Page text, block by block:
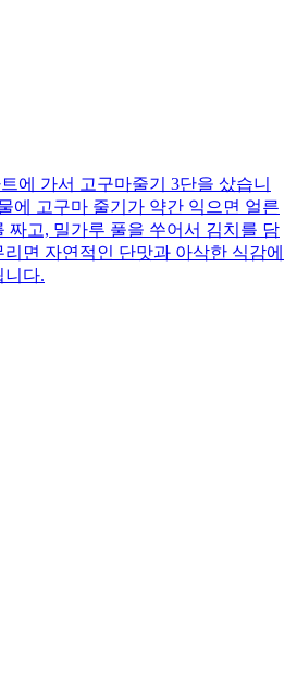
에 가서 고구마줄기 3단을 샀습니
에 고구마 줄기가 약간 익으면 얼른
짜고, 밀가루 풀을 쑤어서 김치를 담
면 자연적인 단맛과 아삭한 식감에
니다.